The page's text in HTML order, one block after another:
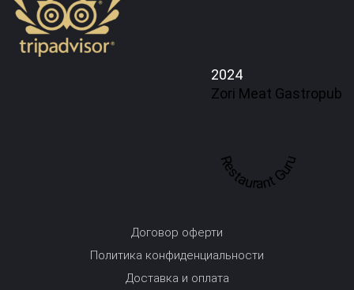
2024
Zori Meat Gastropub
Restaurant Guru
Договор оферти
Политика конфиденциальности
Доставка и оплата